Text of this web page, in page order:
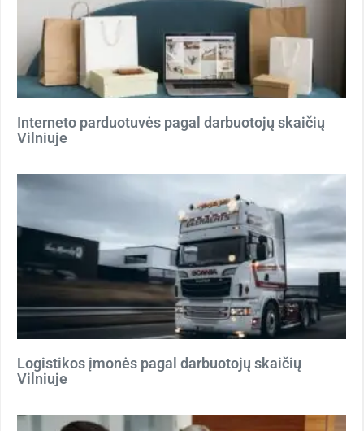
Interneto parduotuvės pagal darbuotojų skaičių
Vilniuje
Logistikos įmonės pagal darbuotojų skaičių
Vilniuje